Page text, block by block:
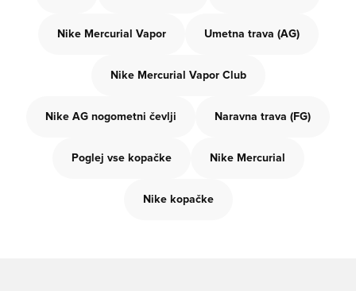
Nike Mercurial Vapor Umetna trava (AG)
Nike Mercurial Vapor Club
Nike AG nogometni čevlji Naravna trava (FG)
Poglej vse kopačke Nike Mercurial
Nike kopačke